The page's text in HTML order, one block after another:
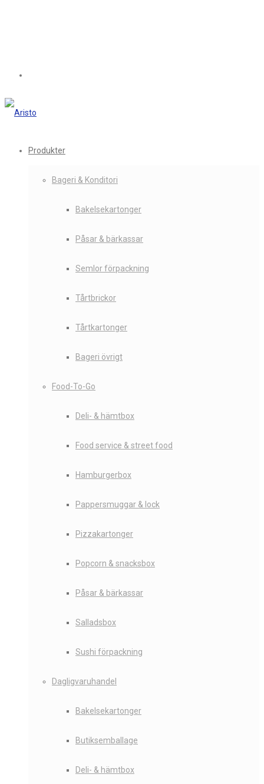
Produkter
Bageri & Konditori
Bakelsekartonger
Påsar & bärkassar
Semlor förpackning
Tårtbrickor
Tårtkartonger
Bageri övrigt
Food-To-Go
Deli- & hämtbox
Food service & street food
Hamburgerbox
Pappersmuggar & lock
Pizzakartonger
Popcorn & snacksbox
Påsar & bärkassar
Salladsbox
Sushi förpackning
Dagligvaruhandel
Bakelsekartonger
Butiksemballage
Deli- & hämtbox